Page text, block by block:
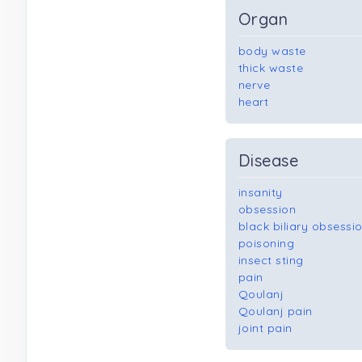
Organ
body waste
thick waste
nerve
heart
Disease
insanity
obsession
black biliary
poisoning
insect sting
pain
Qoulanj
Qoulanj pain
joint pain